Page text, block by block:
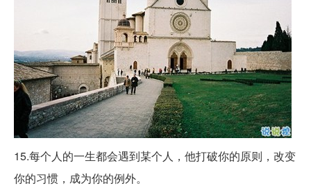
15.每个人的一生都会遇到某个人，他打破你的原则，改变
你的习惯，成为你的例外。 ​​​​​